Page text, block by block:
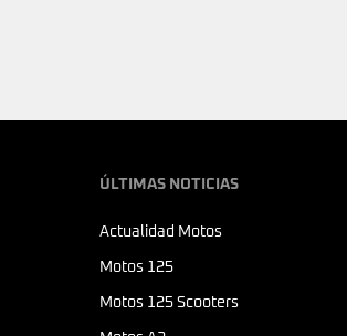
ÚLTIMAS NOTICIAS
Actualidad Motos
Motos 125
Motos 125 Scooters